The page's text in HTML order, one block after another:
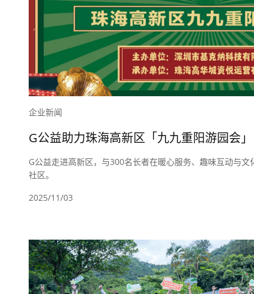
企业新闻
G公益助力珠海高新区「九九重阳游园会」
G公益走进高新区，与300名长者在暖心服务、趣味互动与
社区。
2025/11/03